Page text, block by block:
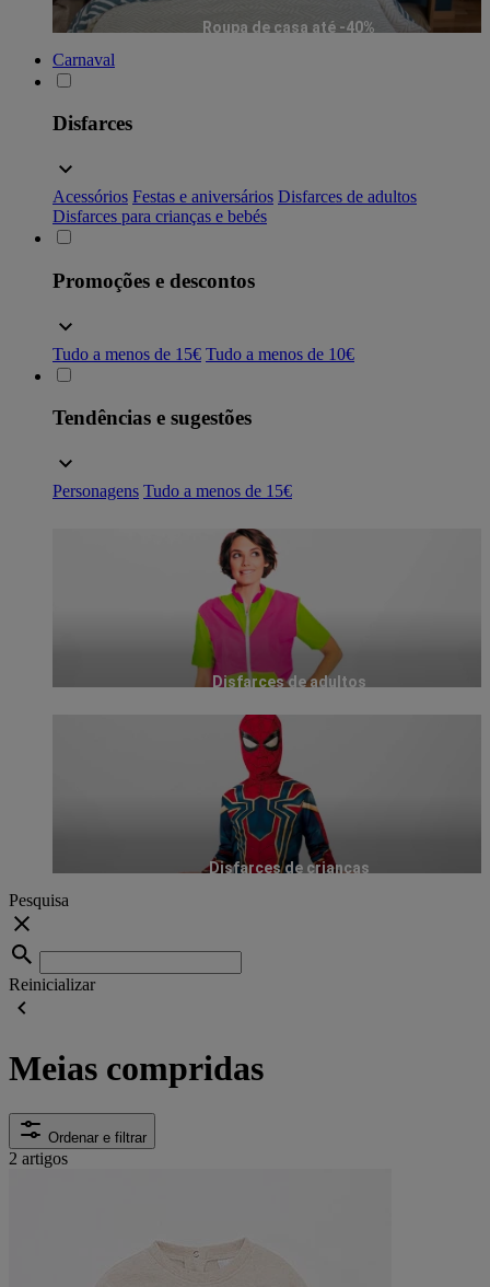
Roupa de casa até -40%
Carnaval
Disfarces
Acessórios Festas e aniversários Disfarces de adultos
Disfarces para crianças e bebés
Promoções e descontos
Tudo a menos de 15€ Tudo a menos de 10€
Tendências e sugestões
Personagens Tudo a menos de 15€
Disfarces de adultos
Disfarces de crianças
Pesquisa
Reinicializar
Meias compridas
Ordenar e filtrar
2 artigos